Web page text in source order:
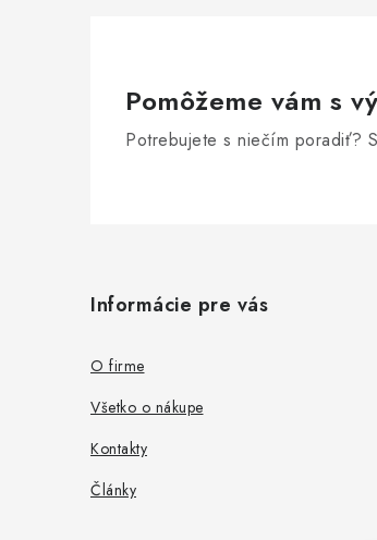
Pomôžeme vám s
Potrebujete s niečím poradiť?
Informácie pre vás
O firme
Všetko o nákupe
Kontakty
Články